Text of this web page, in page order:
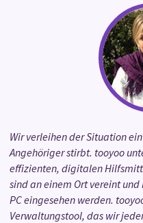
Wir verleihen der Situation
Angehöriger stirbt. tooyoo
effizienten, digitalen
sind an einem Ort vereint
PC eingesehen werden.
Verwaltungstool, das wir